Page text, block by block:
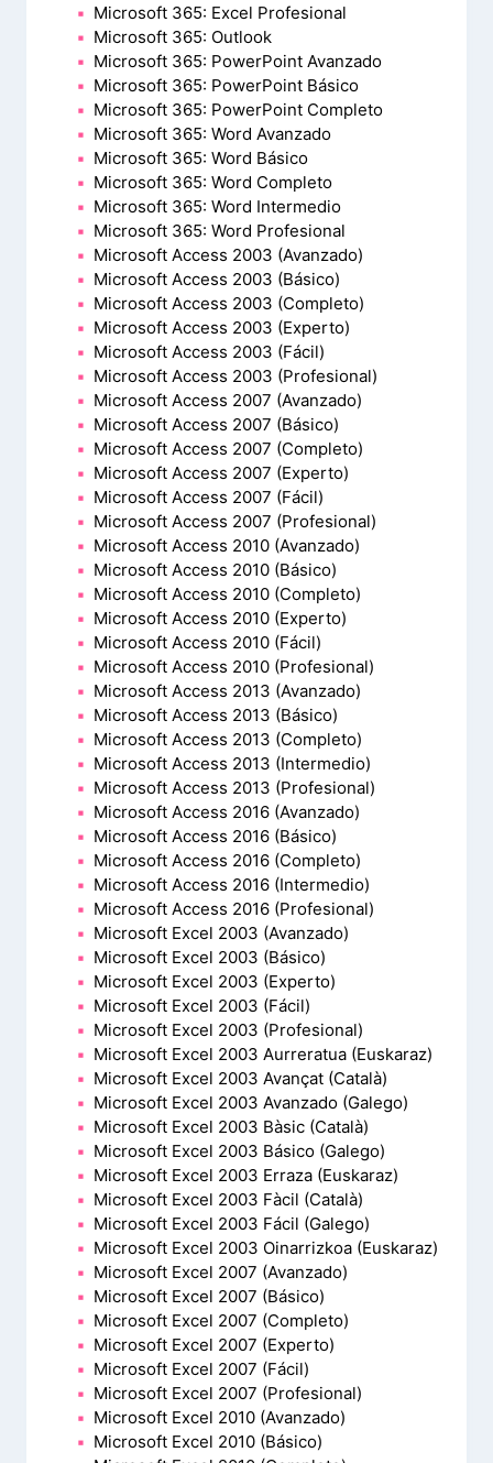
Microsoft 365: Excel Profesional
Microsoft 365: Outlook
Microsoft 365: PowerPoint Avanzado
Microsoft 365: PowerPoint Básico
Microsoft 365: PowerPoint Completo
Microsoft 365: Word Avanzado
Microsoft 365: Word Básico
Microsoft 365: Word Completo
Microsoft 365: Word Intermedio
Microsoft 365: Word Profesional
Microsoft Access 2003 (Avanzado)
Microsoft Access 2003 (Básico)
Microsoft Access 2003 (Completo)
Microsoft Access 2003 (Experto)
Microsoft Access 2003 (Fácil)
Microsoft Access 2003 (Profesional)
Microsoft Access 2007 (Avanzado)
Microsoft Access 2007 (Básico)
Microsoft Access 2007 (Completo)
Microsoft Access 2007 (Experto)
Microsoft Access 2007 (Fácil)
Microsoft Access 2007 (Profesional)
Microsoft Access 2010 (Avanzado)
Microsoft Access 2010 (Básico)
Microsoft Access 2010 (Completo)
Microsoft Access 2010 (Experto)
Microsoft Access 2010 (Fácil)
Microsoft Access 2010 (Profesional)
Microsoft Access 2013 (Avanzado)
Microsoft Access 2013 (Básico)
Microsoft Access 2013 (Completo)
Microsoft Access 2013 (Intermedio)
Microsoft Access 2013 (Profesional)
Microsoft Access 2016 (Avanzado)
Microsoft Access 2016 (Básico)
Microsoft Access 2016 (Completo)
Microsoft Access 2016 (Intermedio)
Microsoft Access 2016 (Profesional)
Microsoft Excel 2003 (Avanzado)
Microsoft Excel 2003 (Básico)
Microsoft Excel 2003 (Experto)
Microsoft Excel 2003 (Fácil)
Microsoft Excel 2003 (Profesional)
Microsoft Excel 2003 Aurreratua (Euskaraz)
Microsoft Excel 2003 Avançat (Català)
Microsoft Excel 2003 Avanzado (Galego)
Microsoft Excel 2003 Bàsic (Català)
Microsoft Excel 2003 Básico (Galego)
Microsoft Excel 2003 Erraza (Euskaraz)
Microsoft Excel 2003 Fàcil (Català)
Microsoft Excel 2003 Fácil (Galego)
Microsoft Excel 2003 Oinarrizkoa (Euskaraz)
Microsoft Excel 2007 (Avanzado)
Microsoft Excel 2007 (Básico)
Microsoft Excel 2007 (Completo)
Microsoft Excel 2007 (Experto)
Microsoft Excel 2007 (Fácil)
Microsoft Excel 2007 (Profesional)
Microsoft Excel 2010 (Avanzado)
Microsoft Excel 2010 (Básico)